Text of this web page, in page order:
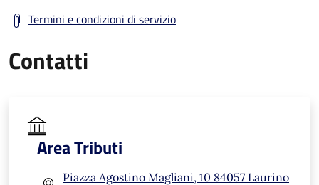
Termini e condizioni di servizio
Contatti
Area Tributi
Piazza Agostino Magliani, 10 84057 Laurino